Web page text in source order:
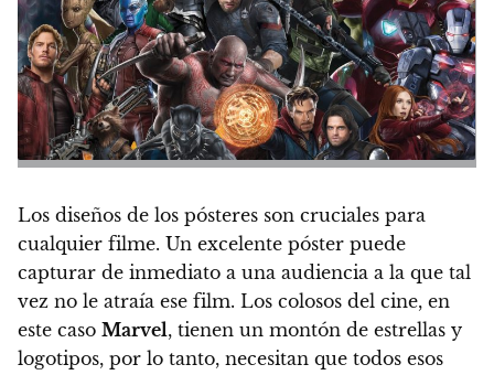
Los diseños de los pósteres son cruciales para
cualquier filme. Un excelente póster puede
capturar de inmediato a una audiencia a la que tal
vez no le atraía ese film. Los colosos del cine, en
este caso Marvel, tienen un montón de estrellas y
logotipos, por lo tanto, necesitan que todos esos